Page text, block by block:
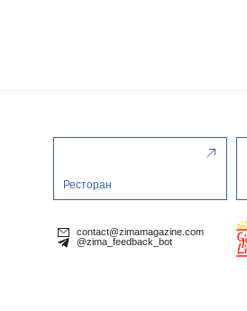
Ресторан
contact@zimamagazine.com
@zima_feedback_bot